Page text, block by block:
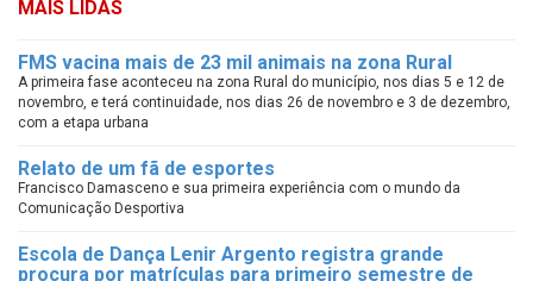
MAIS LIDAS
FMS vacina mais de 23 mil animais na zona Rural
A primeira fase aconteceu na zona Rural do município, nos dias 5 e 12 de
novembro, e terá continuidade, nos dias 26 de novembro e 3 de dezembro,
com a etapa urbana
Relato de um fã de esportes
Francisco Damasceno e sua primeira experiência com o mundo da
Comunicação Desportiva
Escola de Dança Lenir Argento registra grande
procura por matrículas para primeiro semestre de